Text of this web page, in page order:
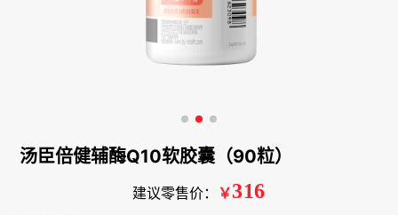
汤臣倍健辅酶Q10软胶囊（90粒）
建议零售价： ￥316